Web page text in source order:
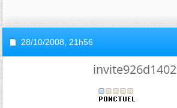
28/10/2008, 21h56
invite926d1402